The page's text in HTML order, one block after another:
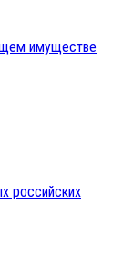
имуществе
российских